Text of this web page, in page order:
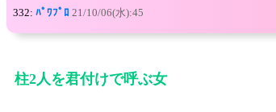
332: ﾊﾟﾜﾌﾟﾛ 21/10/06(水):45
柱2人を君付けで呼ぶ女